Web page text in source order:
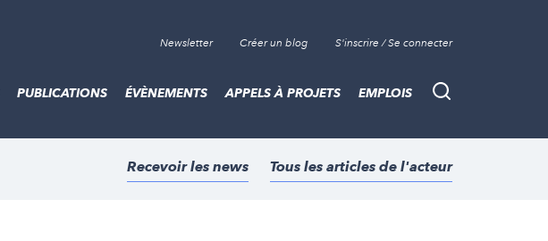
Newsletter Créer un blog S'inscrire / Se connecter
Recherche
PUBLICATIONS ÉVÈNEMENTS APPELS À PROJETS EMPLOIS
Recevoir les news Tous les articles de l'acteur